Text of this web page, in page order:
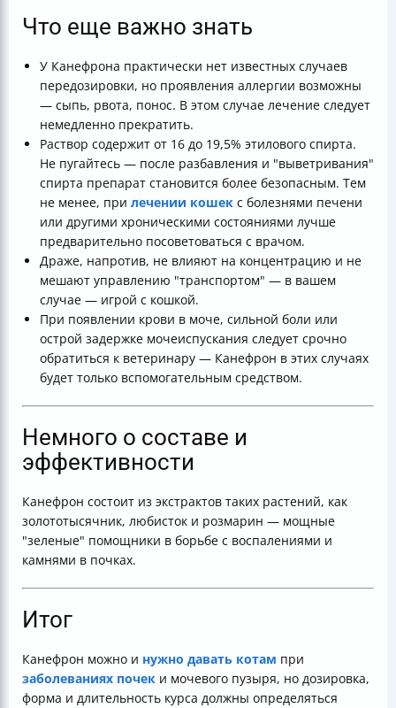
Что еще важно знать
У Канефрона практически нет известных случаев
передозировки, но проявления аллергии возможны
— сыпь, рвота, понос. В этом случае лечение следует
немедленно прекратить.
Раствор содержит от 16 до 19,5% этилового спирта.
Не пугайтесь — после разбавления и "выветривания"
спирта препарат становится более безопасным. Тем
не менее, при лечении кошек с болезнями печени
или другими хроническими состояниями лучше
предварительно посоветоваться с врачом.
Драже, напротив, не влияют на концентрацию и не
мешают управлению "транспортом" — в вашем
случае — игрой с кошкой.
При появлении крови в моче, сильной боли или
острой задержке мочеиспускания следует срочно
обратиться к ветеринару — Канефрон в этих случаях
будет только вспомогательным средством.
Немного о составе и
эффективности
Канефрон состоит из экстрактов таких растений, как
золототысячник, любисток и розмарин — мощные
"зеленые" помощники в борьбе с воспалениями и
камнями в почках.
Итог
Канефрон можно и нужно давать котам при
заболеваниях почек и мочевого пузыря, но дозировка,
форма и длительность курса должны определяться